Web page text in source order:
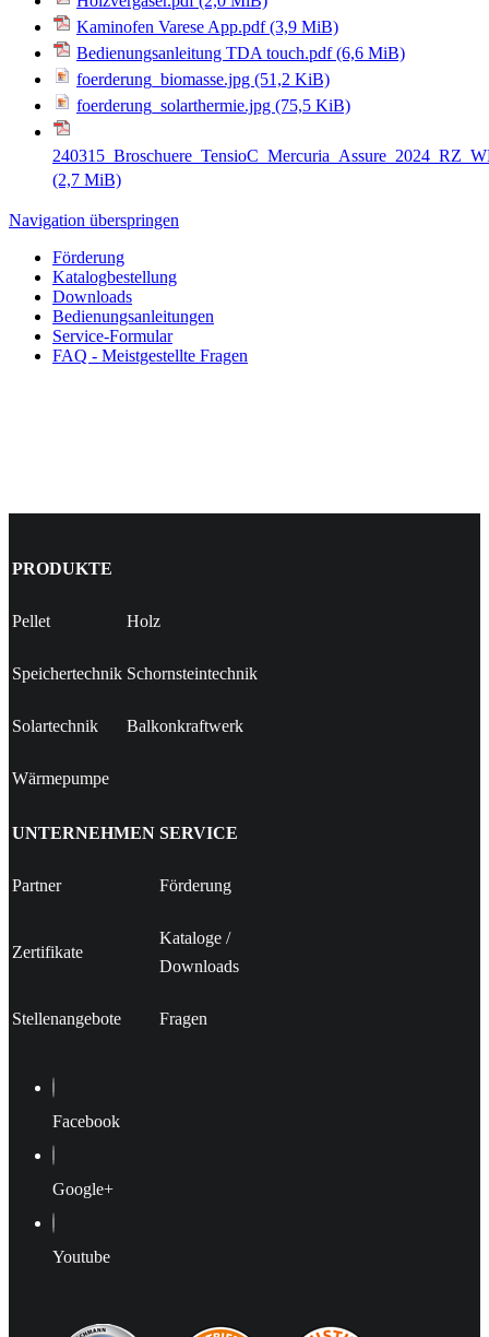
Kaminofen Varese App.pdf(3,9 MiB)
Bedienungsanleitung TDA touch.pdf(6,6 MiB)
foerderung_biomasse.jpg (51,2 KiB)
foerderung_solarthermie.jpg (75,5 KiB)
(2,7 MiB)
Navigation überspringen
Förderung
Katalogbestellung
Downloads
Bedienungsanleitungen
Service-Formular
FAQ - Meistgestellte Fragen
PRODUKTE
Pellet Holz
Speichertechnik Schornsteintechnik
Solartechnik Balkonkraftwerk
Wärmepumpe
UNTERNEHMEN SERVICE
Partner Förderung
Zertifikate
Kataloge /
Downloads
Stellenangebote Fragen
Facebook
Google+
Youtube